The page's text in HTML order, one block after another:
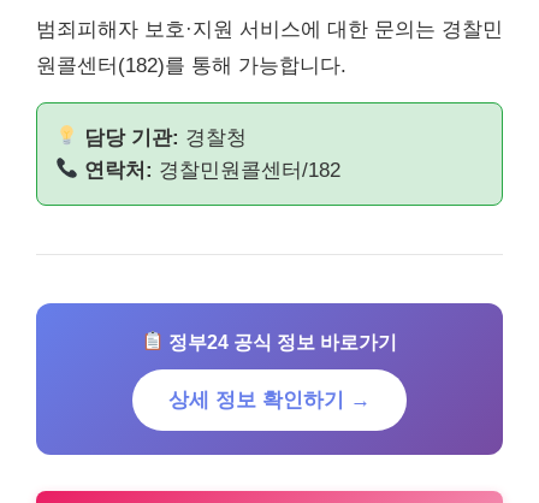
범죄피해자 보호·지원 서비스에 대한 문의는 경찰민
원콜센터(182)를 통해 가능합니다.
담당 기관: 경찰청
연락처: 경찰민원콜센터/182
정부24 공식 정보 바로가기
상세 정보 확인하기 →